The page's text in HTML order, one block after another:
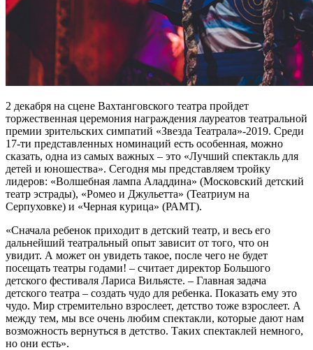
2 декабря на сцене Вахтанговского театра пройдет
торжественная церемония награждения лауреатов театральной
премии зрительских симпатий «Звезда Театрала»-2019. Среди
17-ти представленных номинаций есть особенная, можно
сказать, одна из самых важных – это «Лучший спектакль для
детей и юношества». Сегодня мы представляем тройку
лидеров: «Волшебная лампа Аладдина» (Московский детский
театр эстрады), «Ромео и Джульетта» (Театриум на
Серпуховке) и «Черная курица» (РАМТ).
«Сначала ребенок приходит в детский театр, и весь его
дальнейший театральный опыт зависит от того, что он
увидит. А может он увидеть такое, после чего не будет
посещать театры годами! – считает директор Большого
детского фестиваля Лариса Вильясте. – Главная задача
детского театра – создать чудо для ребенка. Показать ему это
чудо. Мир стремительно взрослеет, детство тоже взрослеет. А
между тем, мы все очень любим спектакли, которые дают нам
возможность вернуться в детство. Таких спектаклей немного,
но они есть».